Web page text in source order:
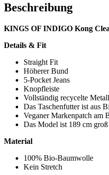
Beschreibung
KINGS OF INDIGO Kong
Details & Fit
Straight Fit
Höherer Bund
5-Pocket Jeans
Knopfleiste
Vollständig recycelte
Das Taschenfutter ist aus
Veganer Markenpatch am
Das Model ist 189 cm
Material
100% Bio-Baumwolle
Kein Stretch